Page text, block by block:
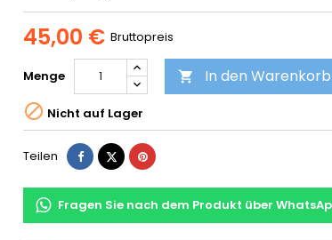
45,00 € Bruttopreis
Menge  In den Warenkorb
 Nicht auf Lager
Teilen TeilenTweetPinterest
Fragen Sie nach dem Produkt über